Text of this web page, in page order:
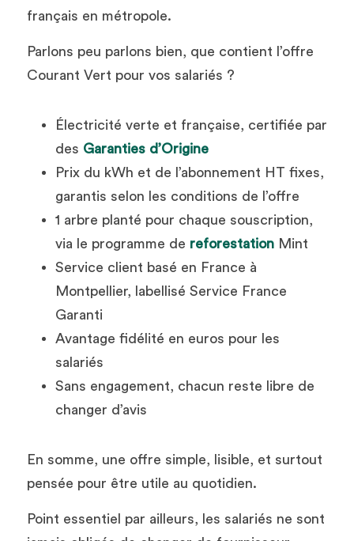
français en métropole.
Parlons peu parlons bien, que contient l’offre
Courant Vert pour vos salariés ?
Électricité verte et française, certifiée par
des Garanties d’Origine
Prix du kWh et de l’abonnement HT fixes,
garantis selon les conditions de l’offre
1 arbre planté pour chaque souscription,
via le programme de reforestation Mint
Service client basé en France à
Montpellier, labellisé Service France
Garanti
Avantage fidélité en euros pour les
salariés
Sans engagement, chacun reste libre de
changer d’avis
En somme, une offre simple, lisible, et surtout
pensée pour être utile au quotidien.
Point essentiel par ailleurs, les salariés ne sont